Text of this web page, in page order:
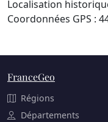
Localisation
Coordonnées GPS :
FranceGeo
Régions
Départements